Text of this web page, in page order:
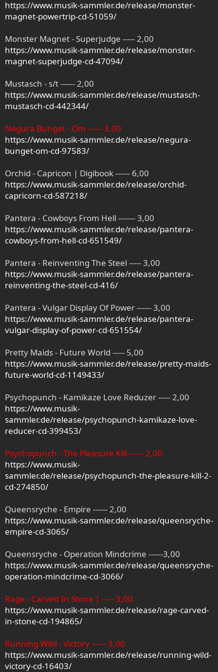
https://www.musik-sammler.de/release/monster-
magnet-powertrip-cd-51059/
Monster Magnet - Superjudge ----- 2,00
https://www.musik-sammler.de/release/monster-
magnet-superjudge-cd-47094/
Mustasch - s/t ------ 2,00
https://www.musik-sammler.de/release/mustasch-
mustasch-cd-442344/
Negura Bunget - Om ------ 3,00
https://www.musik-sammler.de/release/negura-
bunget-om-cd-97583/
Orchid - Capricon | Digibook ------ 6,00
https://www.musik-sammler.de/release/orchid-
capricorn-cd-587218/
Pantera - Cowboys From Hell ------- 3,00
https://www.musik-sammler.de/release/pantera-
cowboys-from-hell-cd-651549/
Pantera - Reinventing The Steel ----- 3,00
https://www.musik-sammler.de/release/pantera-
reinventing-the-steel-cd-416/
Pantera - Vulgar Display Of Power ------ 3,00
https://www.musik-sammler.de/release/pantera-
vulgar-display-of-power-cd-651554/
Pretty Maids - Future World ----- 5,00
https://www.musik-sammler.de/release/pretty-maids-
future-world-cd-1149433/
Psychopunch - Kamikaze Love Reduzer ----- 2,00
https://www.musik-
sammler.de/release/psychopunch-kamikaze-love-
reducer-cd-399453/
Psychopunch - The Pleasure Kill ------ 2,00
https://www.musik-
sammler.de/release/psychopunch-the-pleasure-kill-2-
cd-274850/
Queensryche - Empire ------ 2,00
https://www.musik-sammler.de/release/queensryche-
empire-cd-3065/
Queensryche - Operation Mindcrime ------3,00
https://www.musik-sammler.de/release/queensryche-
operation-mindcrime-cd-3066/
Rage - Carved In Stone | ----- 3,00
https://www.musik-sammler.de/release/rage-carved-
in-stone-cd-194865/
Running Wild - Victory ------ 3,00
https://www.musik-sammler.de/release/running-wild-
victory-cd-16403/